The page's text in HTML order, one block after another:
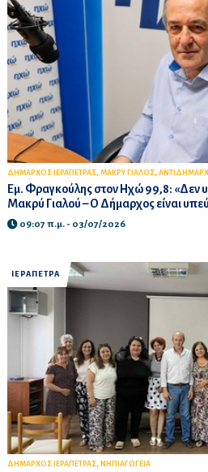
ΔΗΜΑΡΧΟΣ ΙΕΡΑΠΕΤΡΑΣ, ΜΑΚΡΥ ΓΙΑΛΟΣ,
Εμ. Φραγκούλης στον Ηχώ 99,8: «Δεν
Μακρύ Γιαλού – Ο Δήμαρχος είναι
09:07 π.μ. - 03/07/2026
ΙΕΡΑΠΕΤΡΑ
ΔΗΜΑΡΧΟΣ ΙΕΡΑΠΕΤΡΑΣ, ΝΗΠΙΑΓΩΓΕΙΑ